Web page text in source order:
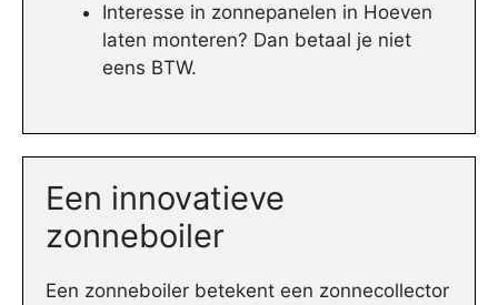
Interesse in zonnepanelen in Hoeven
laten monteren? Dan betaal je niet
eens BTW.
Een innovatieve
zonneboiler
Een zonneboiler betekent een zonnecollector